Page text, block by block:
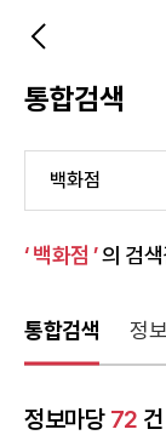
통합검색
‘ 백화점 ’의 검
통합검색 정
정보마당 72 건